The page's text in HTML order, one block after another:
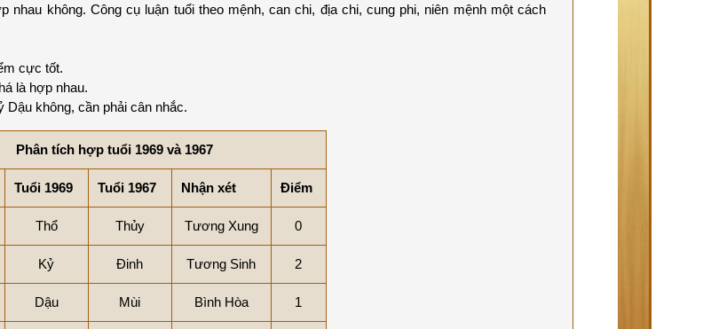
không. Công cụ luận tuổi theo mệnh, can chi, địa chi, cung phi, niên mệnh một cách
cực tốt.
là hợp nhau.
không, cần phải cân nhắc.
Phân tích hợp tuổi 1969 và 1967
Tuổi 1969 Tuổi 1967 Nhận xét Điểm
Thổ Thủy Tương Xung 0
Kỷ Đinh Tương Sinh 2
Dậu Mùi Bình Hòa 1